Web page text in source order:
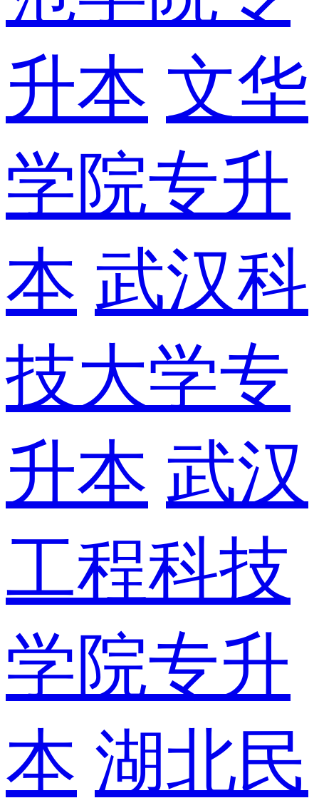
升本 文华
学院专升
本 武汉科
技大学专
升本 武汉
工程科技
学院专升
本 湖北民